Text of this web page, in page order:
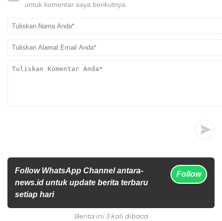
untuk komentar saya berikutnya.
Follow WhatsApp Channel antara-
news.id untuk update berita terbaru
setiap hari
Follow
Berita ini 3 kali dibaca